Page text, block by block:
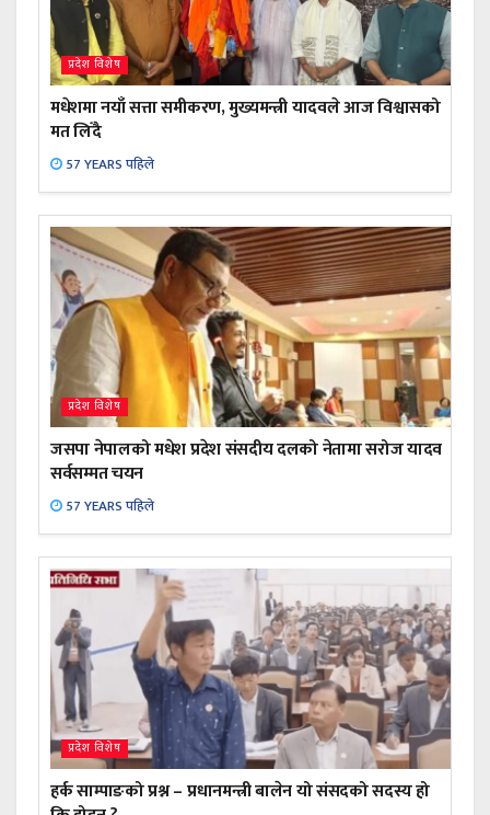
प्रदेश विशेष
मधेशमा नयाँ सत्ता समीकरण, मुख्यमन्त्री यादवले आज विश्वासको
मत लिँदै
57 YEARS पहिले
प्रदेश विशेष
जसपा नेपालको मधेश प्रदेश संसदीय दलको नेतामा सरोज यादव
सर्वसम्मत चयन
57 YEARS पहिले
प्रदेश विशेष
हर्क साम्पाङको प्रश्न – प्रधानमन्त्री बालेन यो संसदको सदस्य हो